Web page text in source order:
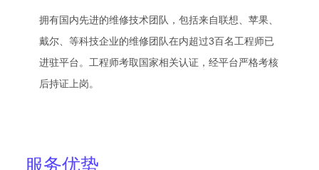
拥有国内先进的维修技术团队，包括来自联想、苹果、
戴尔、等科技企业的维修团队在内超过3百名工程师已
进驻平台。工程师考取国家相关认证，经平台严格考核
后持证上岗。
服务优势